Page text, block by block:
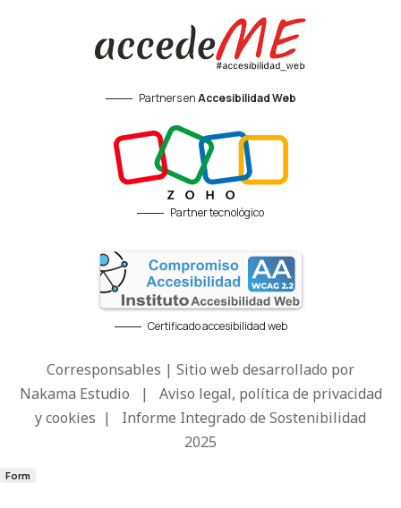
Partners enAccesibilidad Web
Partner tecnológico
Certificado accesibilidad web
Corresponsables | Sitio web desarrollado por
Nakama Estudio | Aviso legal, política de privacidad
y cookies | Informe Integrado de Sostenibilidad
2025
Form